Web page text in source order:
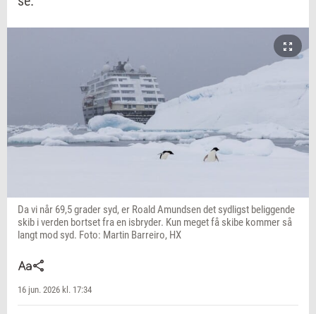
Da vi når 69,5 grader syd, er Roald Amundsen det sydligst beliggende
skib i verden bortset fra en isbryder. Kun meget få skibe kommer så
langt mod syd. Foto: Martin Barreiro, HX
16 jun. 2026 kl. 17:34